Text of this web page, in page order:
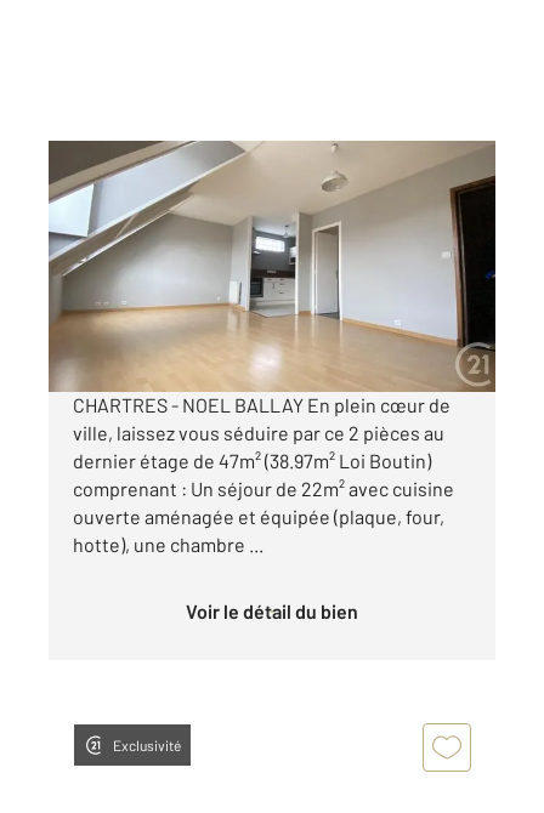
CHARTRES 28
47 m
, 2 pièces
Ref : 27947
Appartement F2 à louer
540 €
par mois charges comprises
CHARTRES - NOEL BALLAY En plein cœur de
ville, laissez vous séduire par ce 2 pièces au
dernier étage de 47m² (38.97m² Loi Boutin)
comprenant : Un séjour de 22m² avec cuisine
ouverte aménagée et équipée (plaque, four,
hotte), une chambre ...
Voir le détail du bien
Exclusivité